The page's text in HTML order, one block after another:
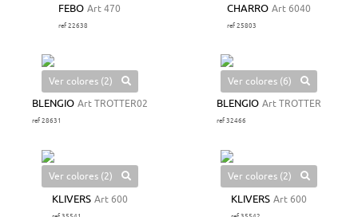
FEBO Art 470
ref 22638
CHARRO Art 6040
ref 25803
Ver colores (2)
BLENGIO Art TROTTER02
ref 28631
Ver colores (6)
BLENGIO Art TROTTER
ref 32466
Ver colores (2)
KLIVERS Art 600
Ver colores (2)
KLIVERS Art 600